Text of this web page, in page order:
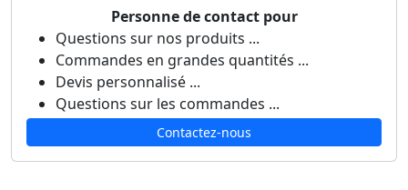
Personne de contact pour
Questions sur nos produits ...
Commandes en grandes quantités ...
Devis personnalisé ...
Questions sur les commandes ...
Contactez-nous